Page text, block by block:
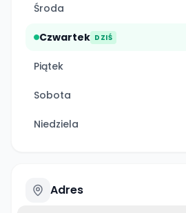
Środa
Czwartek DZIŚ
Piątek
Sobota
Niedziela
Adres